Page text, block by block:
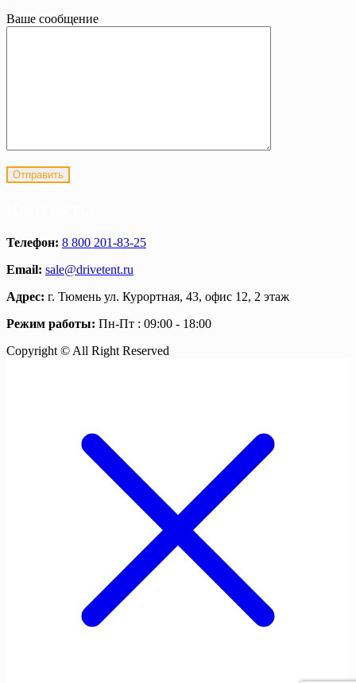
Ваше сообщение
Телефон: 8 800 201-83-25
Email: sale@drivetent.ru
Адрес: г. Тюмень ул. Курортная, 43, офис 12, 2 этаж
Режим работы: Пн-Пт : 09:00 - 18:00
Copyright © All Right Reserved